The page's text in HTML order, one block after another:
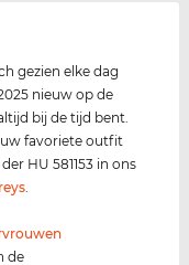
gezien elke dag
nieuw op de
bij de tijd bent.
uw favoriete outfit
HU 581153 in ons
vrouwen
de